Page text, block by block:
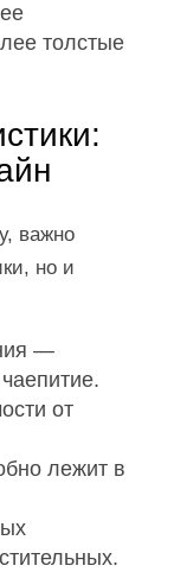
толстые
важно
но и
—
от
лежит в